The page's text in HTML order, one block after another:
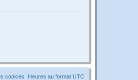
Heures au format UTC
cookies